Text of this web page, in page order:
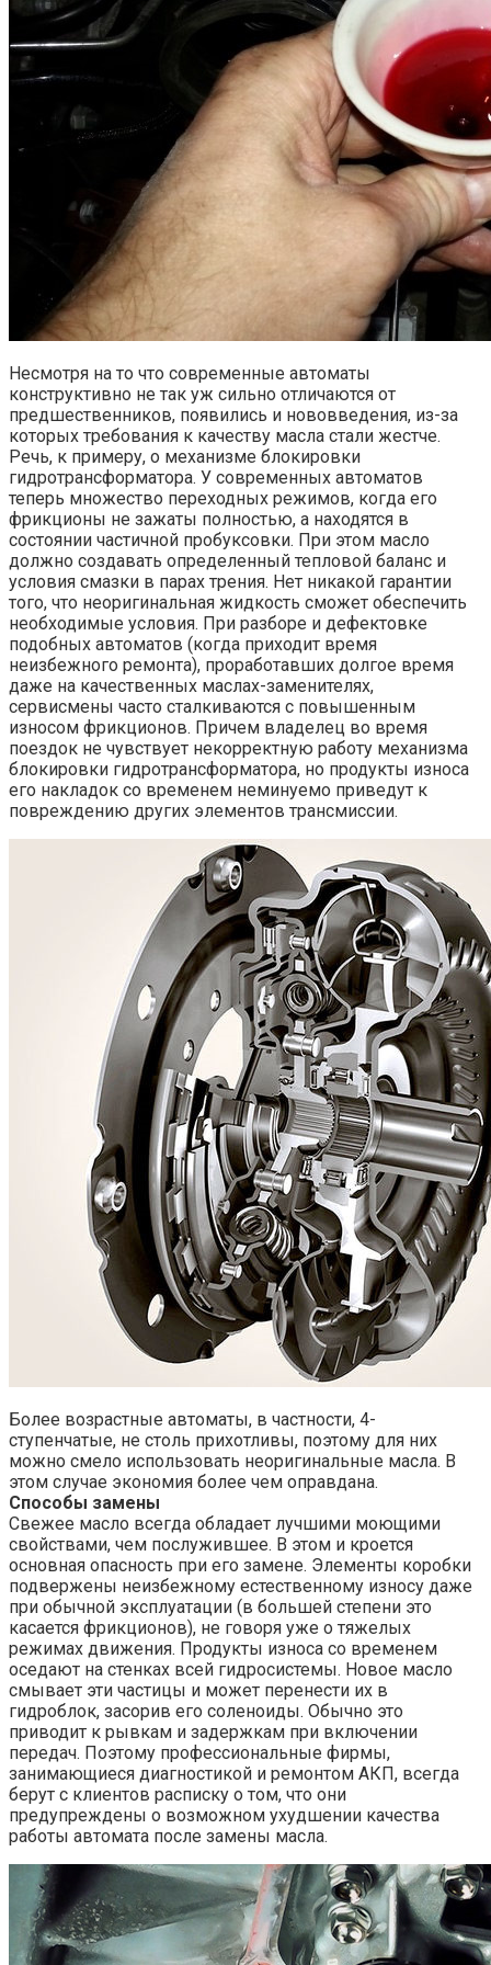
Несмотря на то что современные автоматы
конструктивно не так уж сильно отличаются от
предшественников, появились и нововведения, из-за
которых требования к качеству масла стали жестче.
Речь, к примеру, о механизме блокировки
гидротрансформатора. У современных автоматов
теперь множество переходных режимов, когда его
фрикционы не зажаты полностью, а находятся в
состоянии частичной пробуксовки. При этом масло
должно создавать определенный тепловой баланс и
условия смазки в парах трения. Нет никакой гарантии
того, что неоригинальная жидкость сможет обеспечить
необходимые условия. При разборе и дефектовке
подобных автоматов (когда приходит время
неизбежного ремонта), проработавших долгое время
даже на качественных маслах-заменителях,
сервисмены часто сталкиваются с повышенным
износом фрикционов. Причем владелец во время
поездок не чувствует некорректную работу механизма
блокировки гидротрансформатора, но продукты износа
его накладок со временем неминуемо приведут к
повреждению других элементов трансмиссии.
Более возрастные автоматы, в частности, 4-
ступенчатые, не столь прихотливы, поэтому для них
можно смело использовать неоригинальные масла. В
этом случае экономия более чем оправдана.
Способы замены
Свежее масло всегда обладает лучшими моющими
свойствами, чем послужившее. В этом и кроется
основная опасность при его замене. Элементы коробки
подвержены неизбежному естественному износу даже
при обычной эксплуатации (в большей степени это
касается фрикционов), не говоря уже о тяжелых
режимах движения. Продукты износа со временем
оседают на стенках всей гидросистемы. Новое масло
смывает эти частицы и может перенести их в
гидроблок, засорив его соленоиды. Обычно это
приводит к рывкам и задержкам при включении
передач. Поэтому профессиональные фирмы,
занимающиеся диагностикой и ремонтом АКП, всегда
берут с клиентов расписку о том, что они
предупреждены о возможном ухудшении качества
работы автомата после замены масла.